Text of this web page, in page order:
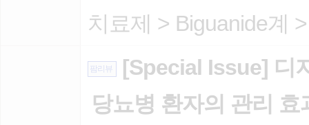
치료제 > Biguanide계
팜리뷰
[Special Issue] 디
당뇨병 환자의 관리 효